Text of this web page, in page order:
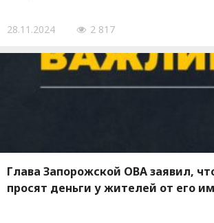
28.11.2024 2 817
Глава Запорожской ОВА заявил,
просят деньги у жителей от его